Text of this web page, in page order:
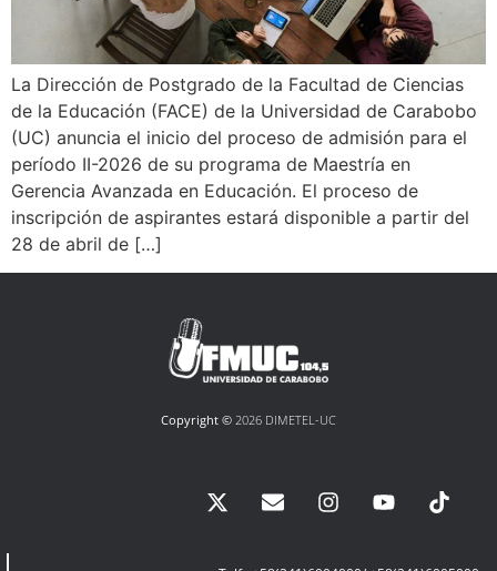
La Dirección de Postgrado de la Facultad de Ciencias
de la Educación (FACE) de la Universidad de Carabobo
(UC) anuncia el inicio del proceso de admisión para el
período II-2026 de su programa de Maestría en
Gerencia Avanzada en Educación. El proceso de
inscripción de aspirantes estará disponible a partir del
28 de abril de […]
Copyright © 2026 DIMETEL-UC